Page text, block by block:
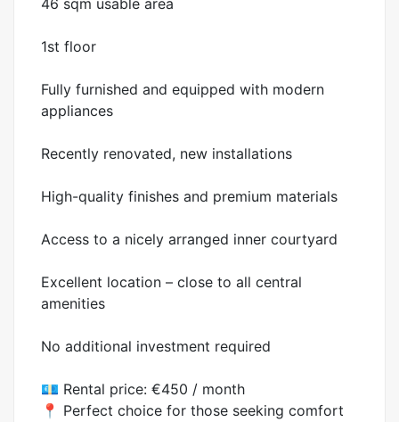
46 sqm usable area
1st floor
Fully furnished and equipped with modern
appliances
Recently renovated, new installations
High-quality finishes and premium materials
Access to a nicely arranged inner courtyard
Excellent location – close to all central
amenities
No additional investment required
💶 Rental price: €450 / month
📍 Perfect choice for those seeking comfort